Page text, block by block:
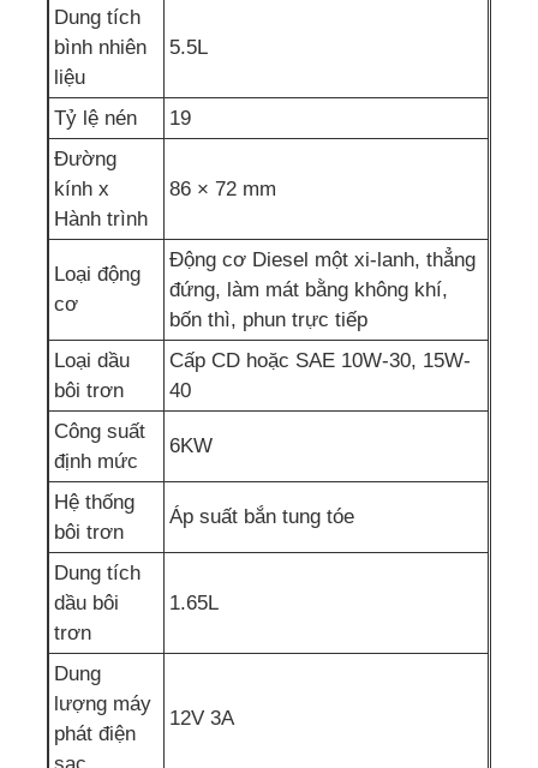
Dung tích
bình nhiên
liệu
5.5L
Tỷ lệ nén
19
Đường
kính x
Hành trình
86 × 72 mm
Loại động
cơ
Động cơ Diesel một xi-lanh, thẳng
đứng, làm mát bằng không khí,
bốn thì, phun trực tiếp
Loại dầu
bôi trơn
Cấp CD hoặc SAE 10W-30, 15W-
40
Công suất
định mức
6KW
Hệ thống
bôi trơn
Áp suất bắn tung tóe
Dung tích
dầu bôi
trơn
1.65L
Dung
lượng máy
phát điện
sạc
12V 3A